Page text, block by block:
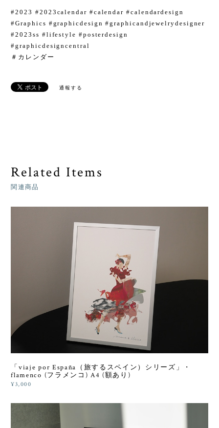
#2023 #2023calendar #calendar #calendardesign
#Graphics #graphicdesign #graphicandjewelrydesigner
#2023ss #lifestyle #posterdesign
#graphicdesigncentral
＃カレンダー
通報する
Related Items
関連商品
「viaje por España（旅するスペイン）シリーズ」・
flamenco (フラメンコ) A4 (額あり)
¥3,000